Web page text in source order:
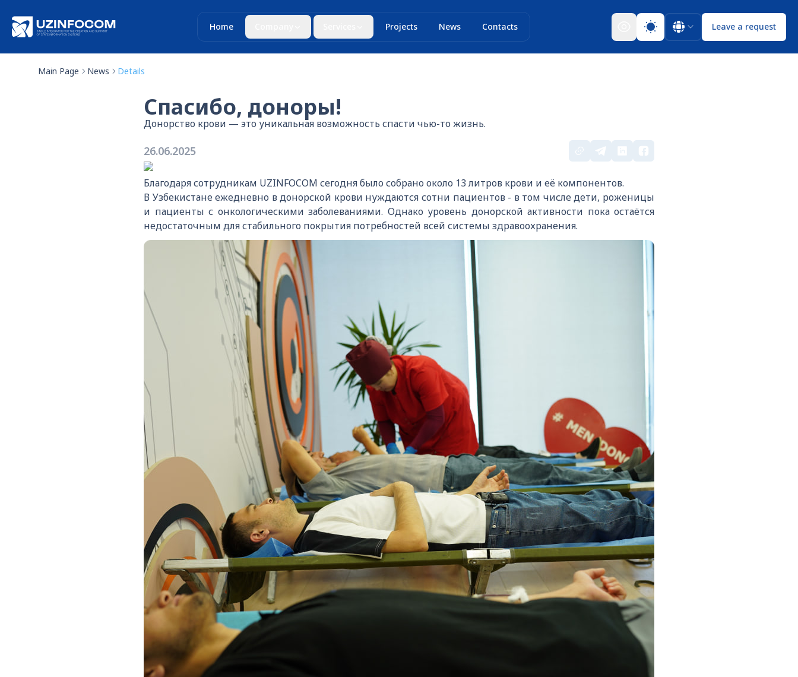
Home Projects News Contacts Leave a request
Main Page News Details
Спасибо, доноры!
Донорство крови — это уникальная возможность спасти чью-то жизнь.
26.06.2025
Благодаря сотрудникам UZINFOCOM сегодня было собрано около 13 литров крови и её компонентов.
В Узбекистане ежедневно в донорской крови нуждаются сотни пациентов - в том числе дети, роженицы
и пациенты с онкологическими заболеваниями. Однако уровень донорской активности пока остаётся
недостаточным для стабильного покрытия потребностей всей системы здравоохранения.